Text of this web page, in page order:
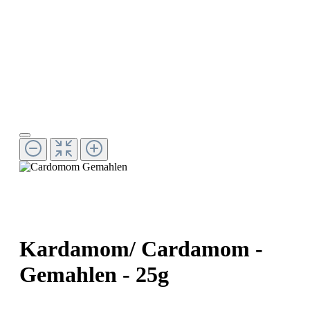
Kardamom/ Cardamom -
Gemahlen - 25g